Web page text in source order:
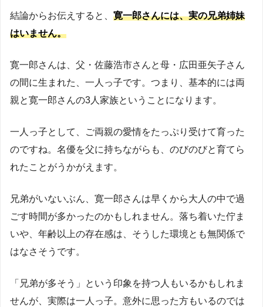
結論からお伝えすると、 寛一郎さんには、実の兄弟姉妹
はいません。
寛一郎さんは、父・佐藤浩市さんと母・広田亜矢子さん
の間に生まれた、一人っ子です。つまり、基本的には両
親と寛一郎さんの3人家族ということになります。
一人っ子として、ご両親の愛情をたっぷり受けて育った
のですね。名優を父に持ちながらも、のびのびと育てら
れたことがうかがえます。
兄弟がいないぶん、寛一郎さんは早くから大人の中で過
ごす時間が多かったのかもしれません。落ち着いた佇ま
いや、年齢以上の存在感は、そうした環境とも無関係で
はなさそうです。
「兄弟が多そう」という印象を持つ人もいるかもしれま
せんが、実際は一人っ子。意外に思った方もいるのでは